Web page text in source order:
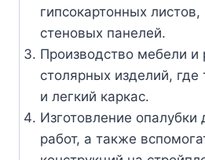
гипсокартонных листов,
стеновых панелей.
Производство мебели и
столярных изделий, где
и легкий каркас.
Изготовление опалубки
работ, а также